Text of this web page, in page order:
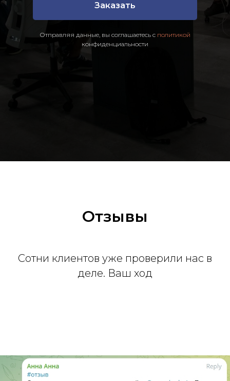
Заказать
Отправляя данные, вы соглашаетесь с политикой
конфиденциальности
Отзывы
Сотни клиентов уже проверили нас в
деле. Ваш ход